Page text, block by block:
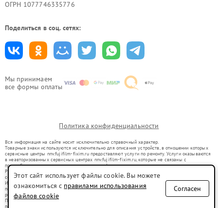
Мы принимаем
все формы оплаты
ОГРН 1077746335776
Поделиться в соц. сетях:
Политика конфиденциальности
Вся информация на сайте носит исключительно справочный характер.
Товарные знаки используются исключительно для описания устройств, в отношении которых
сервисные центры nnv.fujifilm-fixim.ru предоставляют услуги по ремонту. Услуги оказываются
в неавторизованных сервисных центрах nnv.fujifilm-fixim.ru, которые не связаны с
правообладателями товарных знаков или их официальными представителями.
Ремонт осуществляется для устройств, уже введенных в гражданский оборот в соответствии
со статьей 1487 ГК РФ.
Использование товарных знаков не преследует цели индивидуализации услуг или введения
потребителей в заблуждение, а служит для информирования о предоставляемых услугах по
ремонту техники указанных брендов.
Представленная на сайте информация не является публичной офертой, определяемой
положениями Статьи 437(2) Гражданского кодекса РФ
Этот сайт использует файлы cookie. Вы можете
ознакомиться с правилами использования
файлов cookie
Согласен